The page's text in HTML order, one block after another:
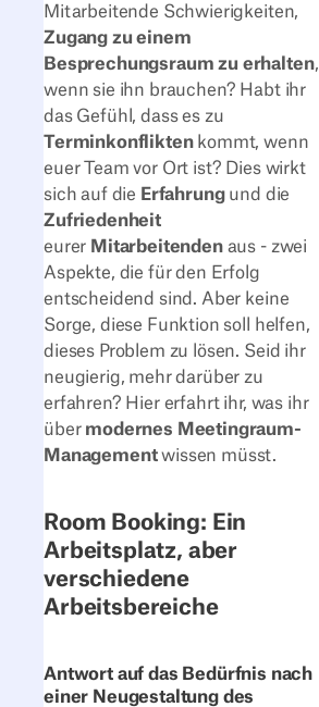
Mitarbeitende Schwierigkeiten,
Zugang zu einem
Besprechungsraum zu erhalten,
wenn sie ihn brauchen? Habt ihr
das Gefühl, dass es zu
Terminkonflikten kommt, wenn
euer Team vor Ort ist? Dies wirkt
sich auf die Erfahrungund die
Zufriedenheit
eurer Mitarbeitenden aus - zwei
Aspekte, die für den Erfolg
entscheidend sind. Aber keine
Sorge, diese Funktion soll helfen,
dieses Problem zu lösen. Seid ihr
neugierig, mehr darüber zu
erfahren? Hier erfahrt ihr, was ihr
über modernes Meetingraum-
Managementwissen müsst.
Room Booking: Ein
Arbeitsplatz, aber
verschiedene
Arbeitsbereiche
Antwort auf das Bedürfnis nach
einer Neugestaltung des